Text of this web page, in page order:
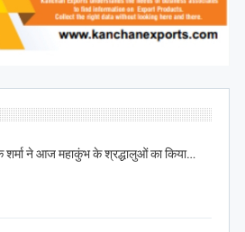
शर्मा ने आज महाकुंभ के श्रद्धालुओं का किया…